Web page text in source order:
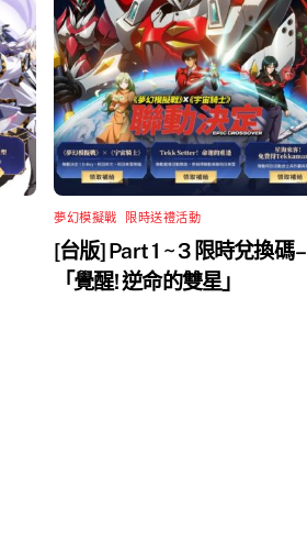
夢幻模擬戰 限時送禮活動
[台版] Part 1 ~ 3 限時兌換碼 –
「覺醒! 逆命的雙星」